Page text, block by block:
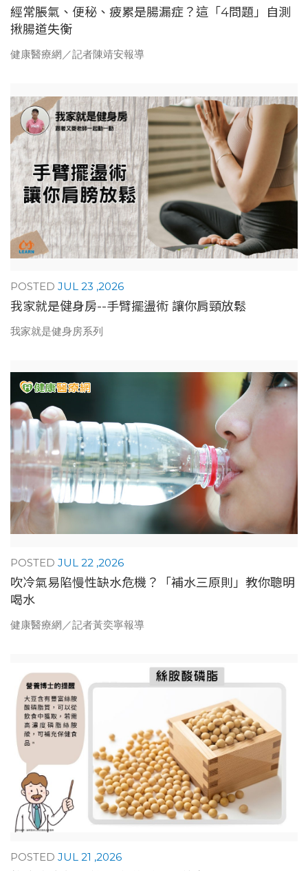
經常脹氣、便秘、疲累是腸漏症？這「4問題」自測
揪腸道失衡
健康醫療網／記者陳靖安報導
JUL 23 ,2026
我家就是健身房--手臂擺盪術 讓你肩頸放鬆
我家就是健身房系列
JUL 22 ,2026
吹冷氣易陷慢性缺水危機？「補水三原則」教你聰明
喝水
健康醫療網／記者黃奕寧報導
JUL 21 ,2026